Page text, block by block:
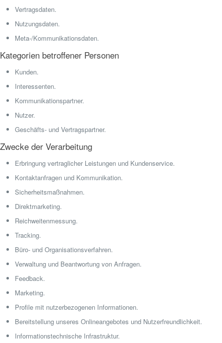
Vertragsdaten.
Nutzungsdaten.
Meta-/Kommunikationsdaten.
Kategorien betroffener Personen
Kunden.
Interessenten.
Kommunikationspartner.
Nutzer.
Geschäfts- und Vertragspartner.
Zwecke der Verarbeitung
Erbringung vertraglicher Leistungen und Kundenservice.
Kontaktanfragen und Kommunikation.
Sicherheitsmaßnahmen.
Direktmarketing.
Reichweitenmessung.
Tracking.
Büro- und Organisationsverfahren.
Verwaltung und Beantwortung von Anfragen.
Feedback.
Marketing.
Profile mit nutzerbezogenen Informationen.
Bereitstellung unseres Onlineangebotes und Nutzerfreundlichkeit.
Informationstechnische Infrastruktur.